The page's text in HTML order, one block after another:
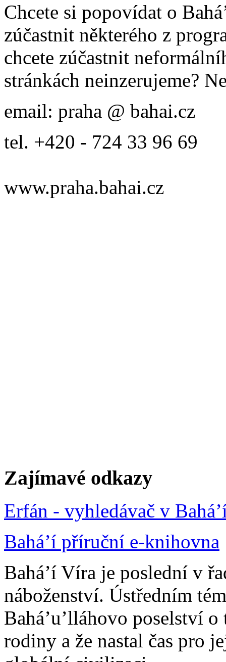
Chcete si popovídat o
zúčastnit některého z
chcete zúčastnit
stránkách neinzerujeme?
email: praha @ bahai.cz
tel. +420 - 724 33 96 69
www.praha.bahai.cz
Zajímavé odkazy
Erfán - vyhledávač v
Bahá’í příruční e-knihovna
Bahá’í Víra je poslední v
náboženství. Ústředním
Bahá’u’lláhovo poselství
rodiny a že nastal čas pro